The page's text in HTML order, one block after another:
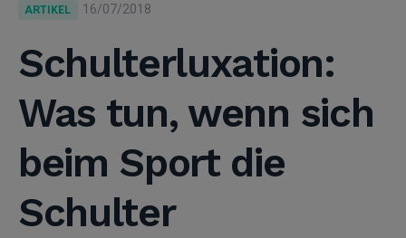
Fachgebiete
ARTIKEL 16/07/2018
Schulterluxation:
Was tun, wenn sich
beim Sport die
Schulter